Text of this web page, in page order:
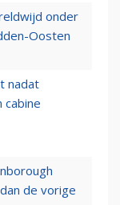
onder
Oosten
nadat
cabine
de vorige